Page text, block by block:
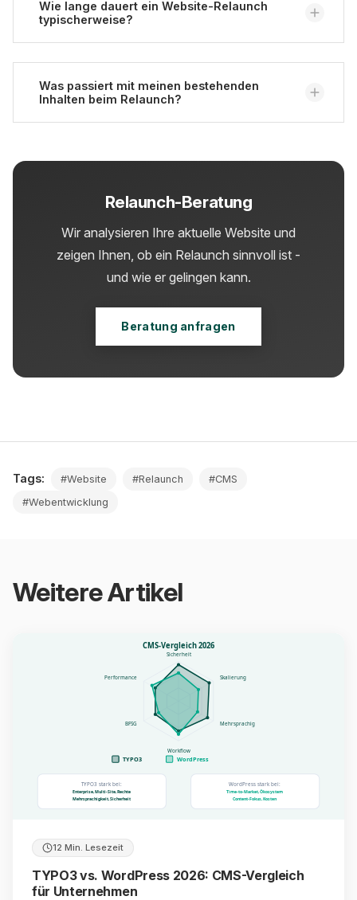
gerne und zeigen Vor- und Nachteile der
verschiedenen Systeme auf.
Wie lange dauert ein Website-Relaunch
typischerweise?
Das hängt von Umfang und Komplexität ab. Kleine
Websites benötigen in der Regel 2-3 Monate, große
Projekte erfahrungsgemäß 6-12 Monate. Mit einem
realistischen Zeitplan und ausreichend Puffer lässt
Was passiert mit meinen bestehenden
Inhalten beim Relaunch?
sorgfältig übertragen und bei Bedarf überarbeitet
aussortieren, wichtige Inhalte bleiben über
Weiterleitungen erreichbar.
Relaunch-Beratung
Wir analysieren Ihre aktuelle Website und
zeigen Ihnen, ob ein Relaunch sinnvoll ist -
und wie er gelingen kann.
Beratung anfragen
Tags: #Website #Relaunch
#CMS
#Webentwicklung
Weitere Artikel
CMS-Vergleich 2026
Sicherheit
Skalierung
Mehrsprachig
Workflow
BFSG
Performance
TYPO3 WordPress
TYPO3 stark bei:
Enterprise, Multi-Site, Rechte
Mehrsprachigkeit, Sicherheit
WordPress stark bei:
Time-to-Market, Ökosystem
Content-Fokus, Kosten
12 Min. Lesezeit
TYPO3 vs. WordPress 2026: CMS-Vergleich
für Unternehmen